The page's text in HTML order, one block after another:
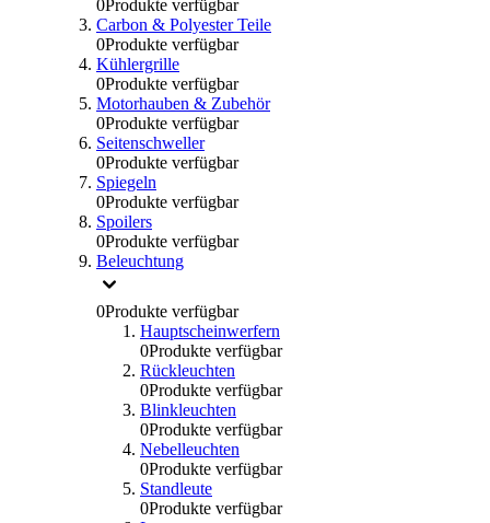
0Produkte verfügbar
Carbon & Polyester Teile
0Produkte verfügbar
Kühlergrille
0Produkte verfügbar
Motorhauben & Zubehör
0Produkte verfügbar
Seitenschweller
0Produkte verfügbar
Spiegeln
0Produkte verfügbar
Spoilers
0Produkte verfügbar
Beleuchtung
0Produkte verfügbar
Hauptscheinwerfern
0Produkte verfügbar
Rückleuchten
0Produkte verfügbar
Blinkleuchten
0Produkte verfügbar
Nebelleuchten
0Produkte verfügbar
Standleute
0Produkte verfügbar